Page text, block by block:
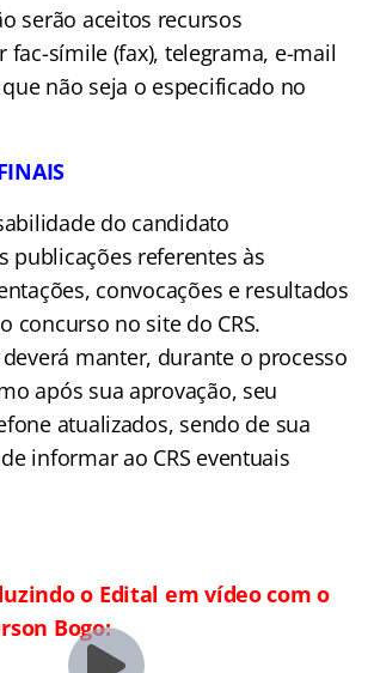
no dia 9 de janeiro de
DAPROVAOBJETIVA E
para fundamentar os recurso
se a avaliação psicológica,
início a partir do primeiro dia útil
do prazo estipulado no
edital.
Após análise e solução
referentes a cada ato que
fase, será publicado no site
crs, em data a ser
Atenção!Não serão
interpostos por fac-símile (fax),
ou outro meio que não seja o